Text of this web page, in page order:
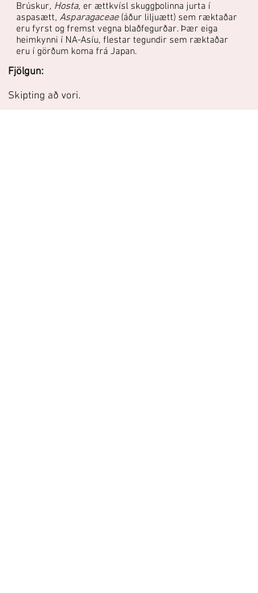
Brúskur, Hosta, er ættkvísl skuggþolinna jurta í
aspasætt, Asparagaceae(áður liljuætt) sem ræktaðar
eru fyrst og fremst vegna blaðfegurðar. Þær eiga
heimkynni í NA-Asíu, flestar tegundir sem ræktaðar
eru í görðum koma frá Japan.
Fjölgun:
Skipting að vori.